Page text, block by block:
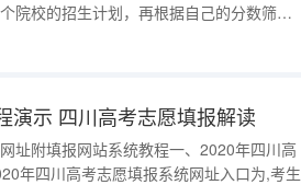
院校的招生计划，再根据自己的分数筛选
文化做选择。比如：文化成绩好的可以选
演示 四川高考志愿填报解读
址附填报网站系统教程一、2020年四川高
年四川高考志愿填报系统网址入口为,考生